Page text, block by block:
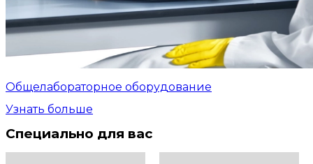
Общелабораторное оборудование
Узнать больше
Специально для вас